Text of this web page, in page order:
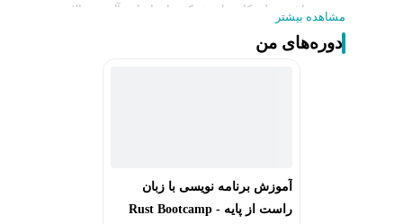
دوست داشتم، ولی کار برای شرکت‌ها برام ایده‌آل نبود. الان
می‌فهمم که زیادی کمال‌گرا بودم!
تا به حال به بیش از هزار نفر آموزش برنامه‌نویسی دادم و
همه‌جای دنیا با دانشجوهام که تو شرکت‌های مختلف مشغول
کار هستند، در ارتباطم.
مشاهده بیشتر
دوره‌های من
آموزش برنامه نویسی با زبان
راست از پایه - Rust Bootcamp